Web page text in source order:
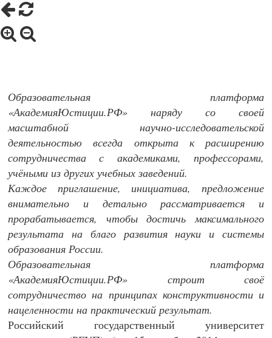
Образовательная платформа
«АкадемияЮстиции.РФ» наряду со своей
масштабной научно-исследовательской
деятельностью всегда открыта к расширению
сотрудничества с академиками, профессорами,
учёными из других учебных заведений.
Каждое приглашение, инициатива, предложение
внимательно и детально рассматривается и
прорабатывается, чтобы достичь максимального
результата на благо развития науки и системы
образования России.
Образовательная платформа
«АкадемияЮстиции.РФ» строит своё
сотрудничество на принципах конструктивности и
нацеленности на практический результат.
Российский государственный университет